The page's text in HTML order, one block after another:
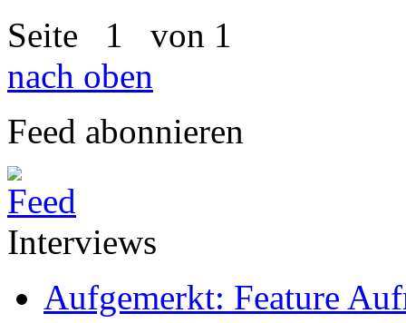
Seite 1 von 1
nach oben
Feed abonnieren
Interviews
Aufgemerkt: Feature